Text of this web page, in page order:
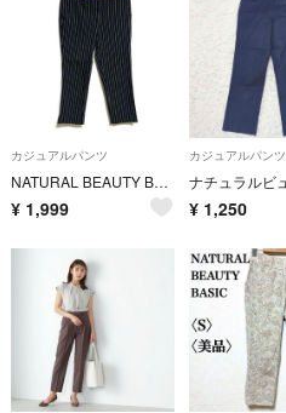
カジュアルパンツ
NATURAL BEAUTY BASIC ストライプ カジュアルパンツ S
¥ 1,999
カジュアルパンツ
¥ 1,250